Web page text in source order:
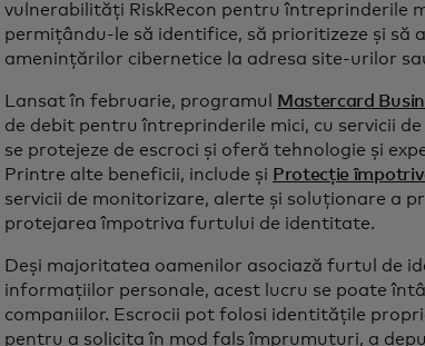
vulnerabilități RiskRecon pentru întreprinderile
permițându-le să identifice, să prioritizeze și să
amenințărilor cibernetice la adresa site-urilor
Lansat în februarie, programul Mastercard
de debit pentru întreprinderile mici, cu servicii
se protejeze de escroci și oferă tehnologie și
Printre alte beneficii, include și Protecție
servicii de monitorizare, alerte și soluționare a
protejarea împotriva furtului de identitate.
Deși majoritatea oamenilor asociază furtul de
informațiilor personale, acest lucru se poate
companiilor. Escrocii pot folosi identitățile
pentru a solicita în mod fals împrumuturi, a